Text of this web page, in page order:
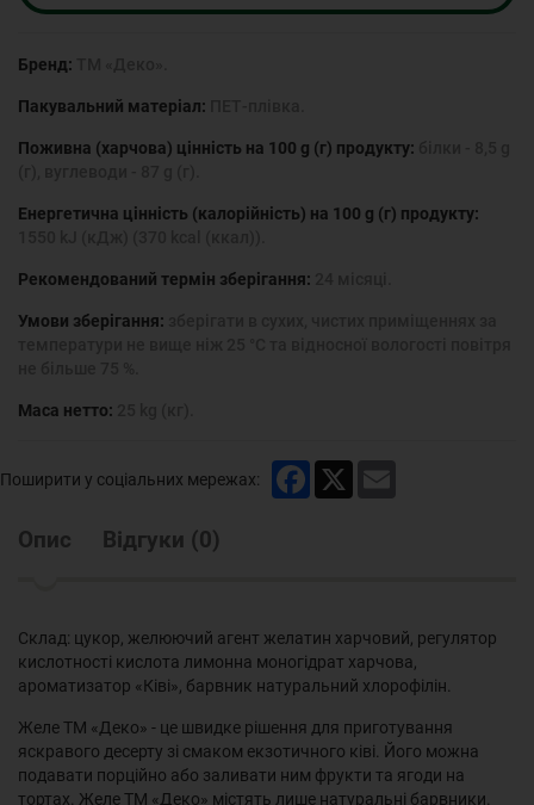
Бренд:
Пакувальний матеріал:
Поживна (харчова) цінність на 100 g (г) продукту:
Енергетична цінність (калорійність) на 100 g (г) продукту:
Рекомендований термін зберігання:
Умови зберігання:
Маса нетто:
Поширити у соціальних мережах: Facebook
Опис Відгуки (0)
Склад: цукор, желюючий агент желатин харчовий, регулятор
кислотності кислота лимонна моногідрат харчова,
ароматизатор «Ківі», барвник натуральний хлорофілін.
Желе ТМ «Деко» - це швидке рішення для приготування
яскравого десерту зі смаком екзотичного ківі. Його можна
подавати порційно або заливати ним фрукти та ягоди на
тортах. Желе ТМ «Деко» містять лише натуральні барвники.